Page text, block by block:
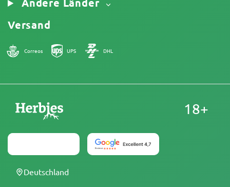
Versand
Correos UPS DHL
18+
Deutschland